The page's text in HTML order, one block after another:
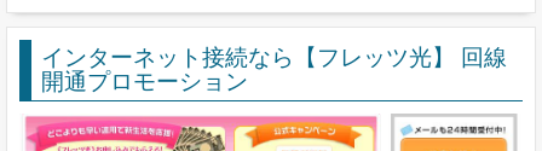
インターネット接続なら【フレッツ光】 回線
開通プロモーション